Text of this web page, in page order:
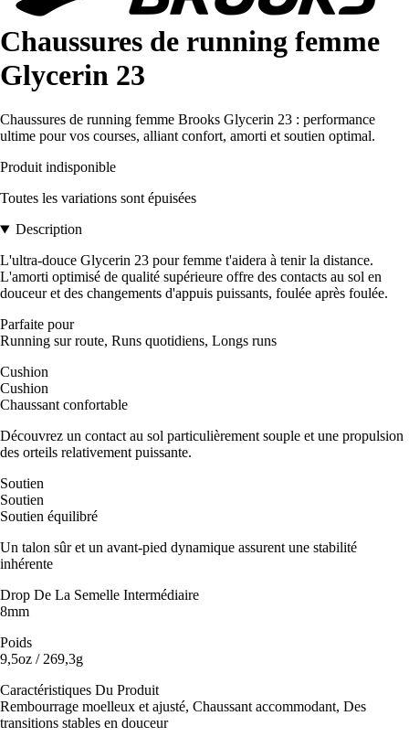
Chaussures de running femme
Glycerin 23
Chaussures de running femme Brooks Glycerin 23 : performance
ultime pour vos courses, alliant confort, amorti et soutien optimal.
Produit indisponible
Toutes les variations sont épuisées
Description
L'ultra-douce Glycerin 23 pour femme t'aidera à tenir la distance.
L'amorti optimisé de qualité supérieure offre des contacts au sol en
douceur et des changements d'appuis puissants, foulée après foulée.
Parfaite pour
Running sur route, Runs quotidiens, Longs runs
Cushion
Cushion
Chaussant confortable
Découvrez un contact au sol particulièrement souple et une propulsion
des orteils relativement puissante.
Soutien
Soutien
Soutien équilibré
Un talon sûr et un avant-pied dynamique assurent une stabilité
inhérente
Drop De La Semelle Intermédiaire
8mm
Poids
9,5oz / 269,3g
Caractéristiques Du Produit
Rembourrage moelleux et ajusté, Chaussant accommodant, Des
transitions stables en douceur